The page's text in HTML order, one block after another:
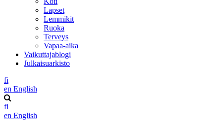
Lapset
Lemmikit
Ruoka
Terveys
Vapaa-aika
Vaikuttajablogi
Julkaisuarkisto
fi
en English
fi
en English